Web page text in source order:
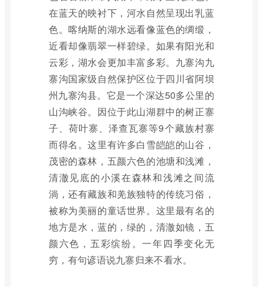
在蓝天的映衬下，河水自然呈现出乳蓝
色。喀纳斯的湖水远看像蓝色的绸缎，
近看却像翡翠一样碧绿。如果有阳光和
云彩，湖水会更加丰富多彩。九寨沟九
寨沟国家级自然保护区位于四川省阿坝
州九寨沟县。它是一个深达50多公里的
山沟峡谷。因位于此山湖群中的树正寨
子、荷叶寨、泽查瓦寨等9个藏族村寨
而得名。这里有许多白雪皑皑的山谷，
茂密的森林，五颜六色的池塘和浅滩，
清澈见底的小溪在森林和浅滩之间流
淌，还有藏族和羌族独特的传统习俗，
被称为美丽的童话世界。这里最有名的
地方是水，蓝的，绿的，清澈如镜，五
颜六色，五彩缤纷。一年四季变化无
穷，有句谚语说九寨归来不看水。